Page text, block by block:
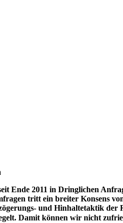
Ende 2011 in Dringlichen
tritt ein breiter Konsens
und Hinhaltetaktik der
Damit können wir nicht